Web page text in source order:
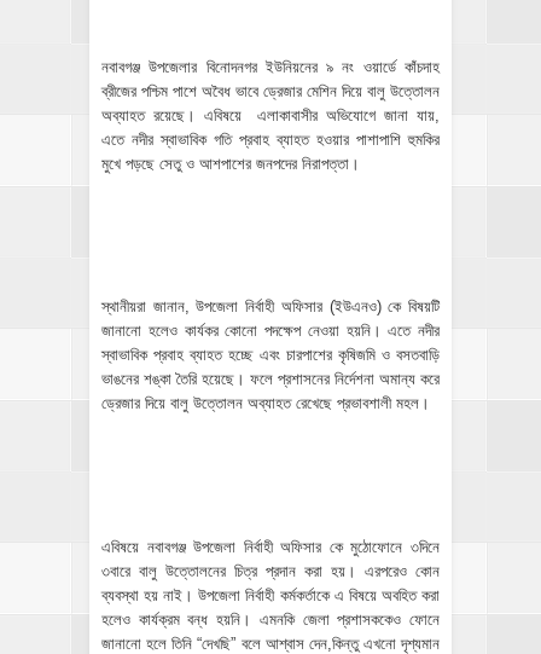
নবাবগঞ্জ উপজেলার বিনোদনগর ইউনিয়নের ৯ নং ওয়ার্ডে কাঁচদাহ
ব্রীজের পশ্চিম পাশে অবৈধ ভাবে ড্রেজার মেশিন দিয়ে বালু উত্তোলন
অব্যাহত রয়েছে। এবিষয়ে এলাকাবাসীর অভিযোগে জানা যায়,
এতে নদীর স্বাভাবিক গতি প্রবাহ ব্যাহত হওয়ার পাশাপাশি হুমকির
মুখে পড়ছে সেতু ও আশপাশের জনপদের নিরাপত্তা।
স্থানীয়রা জানান, উপজেলা নির্বাহী অফিসার (ইউএনও) কে বিষয়টি
জানানো হলেও কার্যকর কোনো পদক্ষেপ নেওয়া হয়নি। এতে নদীর
স্বাভাবিক প্রবাহ ব্যাহত হচ্ছে এবং চারপাশের কৃষিজমি ও বসতবাড়ি
ভাঙনের শঙ্কা তৈরি হয়েছে। ফলে প্রশাসনের নির্দেশনা অমান্য করে
ড্রেজার দিয়ে বালু উত্তোলন অব্যাহত রেখেছে প্রভাবশালী মহল।
এবিষয়ে নবাবগঞ্জ উপজেলা নির্বাহী অফিসার কে মুঠোফোনে ৩দিনে
৩বারে বালু উত্তোলনের চিত্র প্রদান করা হয়। এরপরেও কোন
ব্যবস্থা হয় নাই। উপজেলা নির্বাহী কর্মকর্তাকে এ বিষয়ে অবহিত করা
হলেও কার্যক্রম বন্ধ হয়নি। এমনকি জেলা প্রশাসককেও ফোনে
জানানো হলে তিনি “দেখছি” বলে আশ্বাস দেন,কিন্তু এখনো দৃশ্যমান